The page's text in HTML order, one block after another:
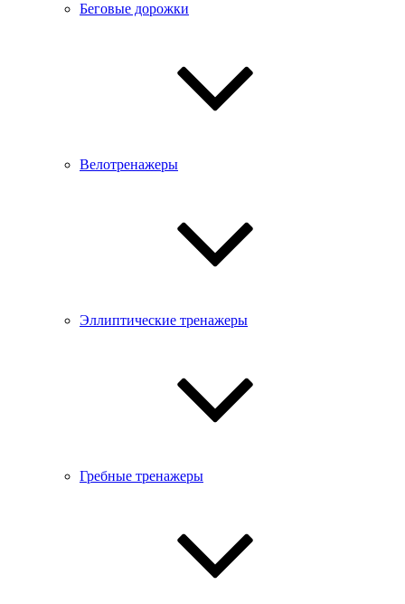
Беговые дорожки
Велотренажеры
Эллиптические тренажеры
Гребные тренажеры